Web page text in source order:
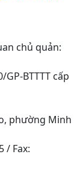
chủ quản:
BTTTT cấp
phường Minh
/ Fax: